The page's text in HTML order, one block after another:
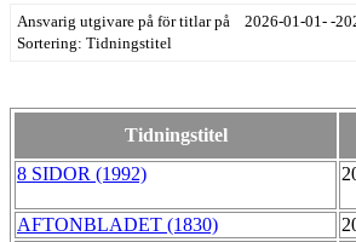
Ansvarig utgivare på för titlar på 2026-01-01- -
Sortering: Tidningstitel
Tidningstitel
8 SIDOR (1992)
AFTONBLADET (1830)